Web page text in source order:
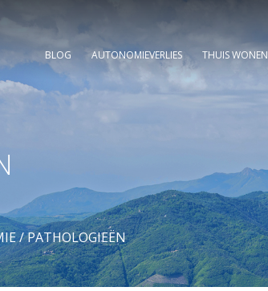
BLOG AUTONOMIEVERLIES THUIS WONEN
/PATHOLOGIEËN